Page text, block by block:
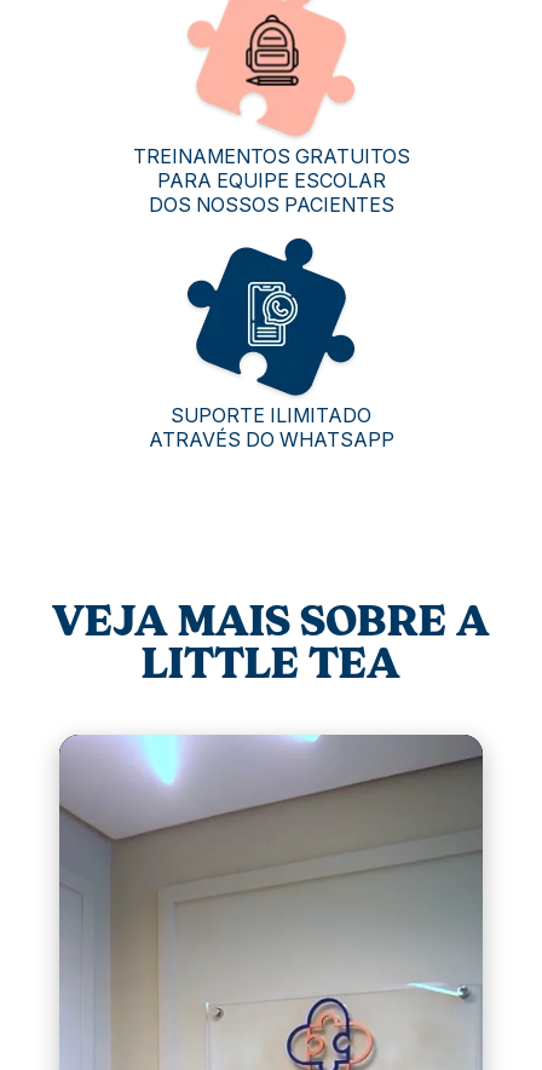
TREINAMENTOS GRATUITOS
PARA EQUIPE ESCOLAR
DOS NOSSOS PACIENTES
SUPORTE ILIMITADO
ATRAVÉS DO WHATSAPP
VEJA MAIS SOBRE A
LITTLE TEA